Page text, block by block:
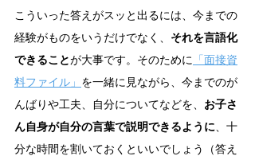
こういった答えがスッと出るには、今までの
経験がものをいうだけでなく、 それを言語化
できることが大事です。そのために
「面接資
料ファイル」 を一緒に見ながら、今までのが
んばりや工夫、自分についてなどを、 お子さ
ん自身が自分の言葉で説明できるように 、十
分な時間を割いておくといいでしょう（答え